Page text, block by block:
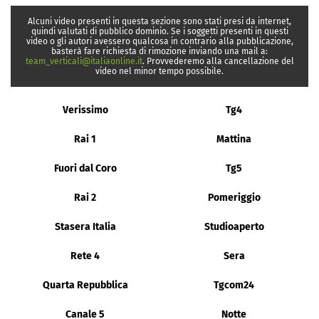
Alcuni video presenti in questa sezione sono stati presi da internet,
quindi valutati di pubblico dominio. Se i soggetti presenti in questi
video o gli autori avessero qualcosa in contrario alla pubblicazione,
basterà fare richiesta di rimozione inviando una mail a:
team_verticali@italiaonline.it. Provvederemo alla cancellazione del
video nel minor tempo possibile.
Verissimo Tg4
Rai 1 Mattina
Fuori dal Coro Tg5
Rai 2 Pomeriggio
Stasera Italia Studioaperto
Rete 4 Sera
Quarta Repubblica Tgcom24
Canale 5 Notte